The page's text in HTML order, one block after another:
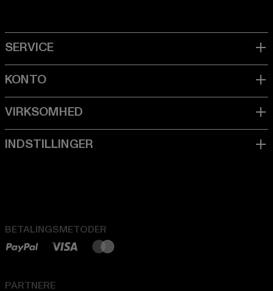
BETALINGSMETODER
PARTNERE